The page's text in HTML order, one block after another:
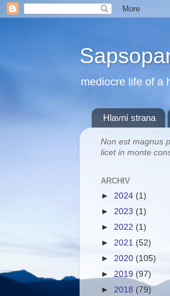
mediocre life of a
Hlavní strana
Non est magnus
licet in monte
ARCHIV
► 2024 (1)
► 2023 (1)
► 2022 (1)
► 2021 (52)
► 2020 (105)
► 2019 (97)
► 2018 (79)